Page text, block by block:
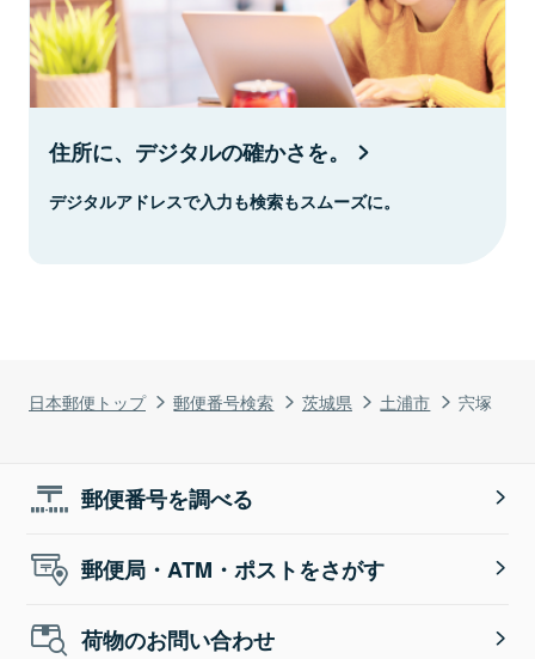
日本郵便トップ 郵便番号検索 茨城県 土浦市 宍塚
住所に、デジタルの確かさを。
デジタルアドレスで入力も検索もスムーズに。
郵便番号を調べる
郵便局・ATM・ポストをさがす
荷物のお問い合わせ